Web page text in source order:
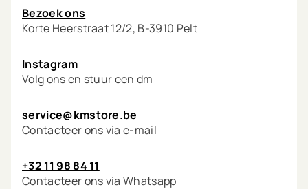
Bezoek ons
Korte Heerstraat 12/2, B-3910 Pelt
Instagram
Volg ons en stuur een dm
service@kmstore.be
Contacteer ons via e-mail
+32 11 98 84 11
Contacteer ons via Whatsapp